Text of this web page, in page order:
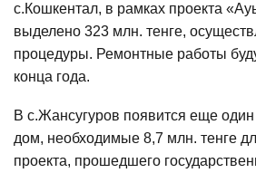
с.Кошкентал, в рамках проекта
выделено 323 млн. тенге,
процедуры. Ремонтные работы
конца года.
В с.Жансугуров появится еще
дом, необходимые 8,7 млн. тенге
проекта, прошедшего